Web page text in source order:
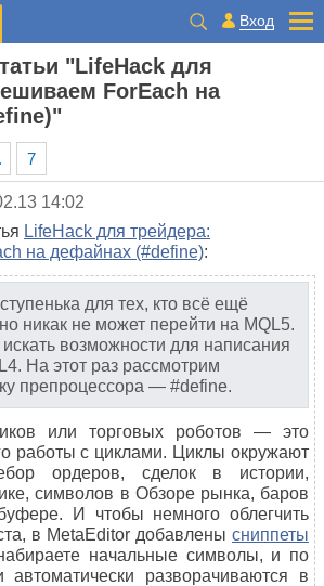
Вход
"LifeHack для
ForEach на
7
14:02
LifeHack для трейдера:
на дефайнах (#define):
для тех, кто всё ещё
никак не может перейти на MQL5.
возможности для написания
На этот раз рассмотрим
препроцессора — #define.
или торговых роботов — это
работы с циклами. Циклы окружают
ордеров, сделок в истории,
символов в Обзоре рынка, баров
И чтобы немного облегчить
в MetaEditor добавлены сниппеты
начальные символы, и по
разворачиваются в